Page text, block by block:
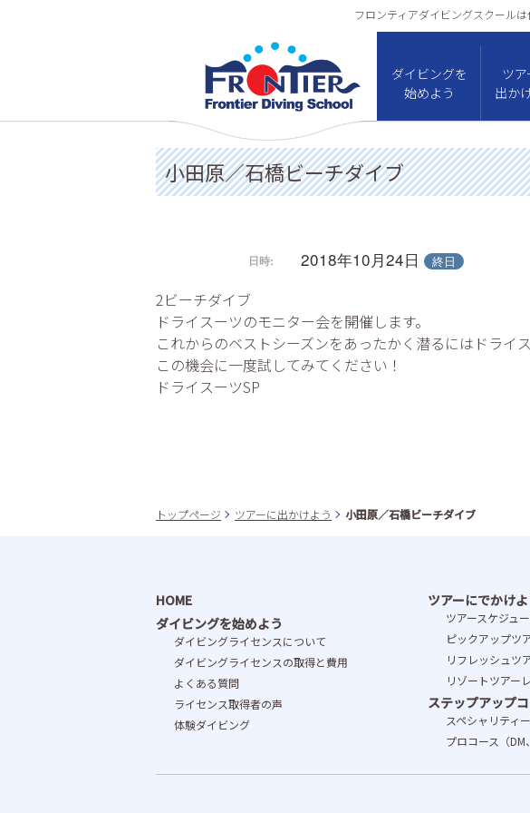
フロンティアダイビングスクールは
ダイビングを
始めよう
ツ
出か
小田原／石橋ビーチダイブ
日時: 2018年10月24日 終日
2ビーチダイブ
ドライスーツのモニター会を開催します。
これからのベストシーズンをあったかく潜るにはドライ
この機会に一度試してみてください！
ドライスーツSP
トップページ ツアーに出かけよう 小田原／石橋ビーチダイブ
HOME
ダイビングを始めよう
ダイビングライセンスについて
ダイビングライセンスの取得と費⽤
よくある質問
ライセンス取得者の声
体験ダイビング
ツアーにでかけよ
ツアースケジュ
ピックアップツ
リフレッシュツ
リゾートツアー
ステップアップ
スペシャリティ
プロコース（DM